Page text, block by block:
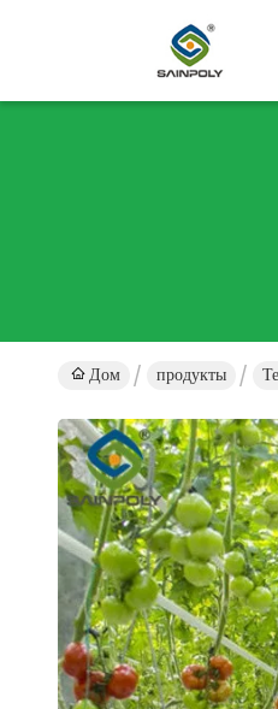
Дом продукты